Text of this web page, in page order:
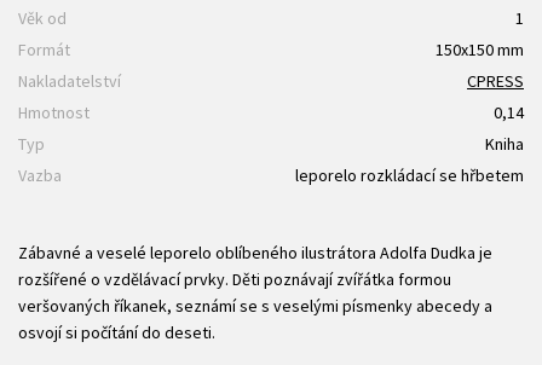
Věk od
1
Formát
150x150 mm
Nakladatelství
CPRESS
Hmotnost
0,14
Typ
Kniha
Vazba
leporelo rozkládací se hřbetem
Zábavné a veselé leporelo oblíbeného ilustrátora Adolfa Dudka je
rozšířené o vzdělávací prvky. Děti poznávají zvířátka formou
veršovaných říkanek, seznámí se s veselými písmenky abecedy a
osvojí si počítání do deseti.